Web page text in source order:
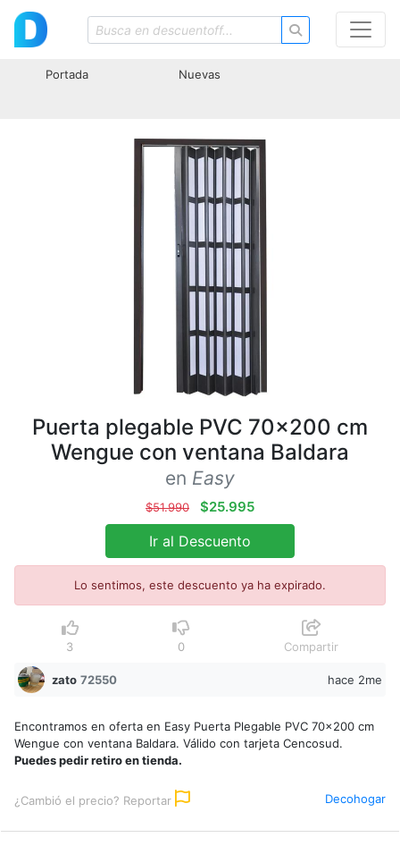
Portada Nuevas
Puerta plegable PVC 70x200 cm
Wengue con ventana Baldara
en Easy
$51.990 $25.995
Ir al Descuento
Lo sentimos, este descuento ya ha expirado.
3 0 Compartir
zato 72550 hace 2me
Encontramos en oferta en Easy Puerta Plegable PVC 70x200 cm
Wengue con ventana Baldara. Válido con tarjeta Cencosud.
Puedes pedir retiro en tienda.
¿Cambió el precio? Reportar Decohogar